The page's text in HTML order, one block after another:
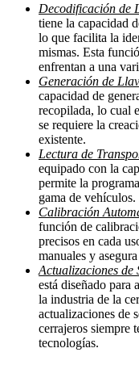
Decodificación de
tiene la capacidad
lo que facilita la
mismas. Esta
enfrentan a una
Generación de
capacidad de
recopilada, lo cual
se requiere la
existente.
Lectura de
equipado con la
permite la
gama de vehículos.
Calibración
función de
precisos en cada
manuales y
Actualizaciones de
está diseñado para
la industria de la
actualizaciones de
cerrajeros siempre
tecnologías.